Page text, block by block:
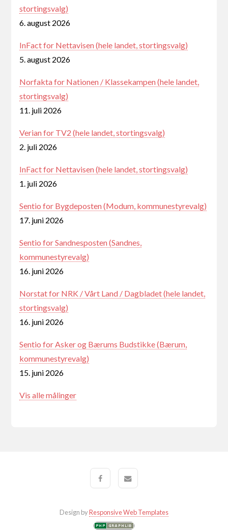
stortingsvalg)
6. august 2026
InFact for Nettavisen (hele landet, stortingsvalg)
5. august 2026
Norfakta for Nationen / Klassekampen (hele landet,
stortingsvalg)
11. juli 2026
Verian for TV2 (hele landet, stortingsvalg)
2. juli 2026
InFact for Nettavisen (hele landet, stortingsvalg)
1. juli 2026
Sentio for Bygdeposten (Modum, kommunestyrevalg)
17. juni 2026
Sentio for Sandnesposten (Sandnes,
kommunestyrevalg)
16. juni 2026
Norstat for NRK / Vårt Land / Dagbladet (hele landet,
stortingsvalg)
16. juni 2026
Sentio for Asker og Bærums Budstikke (Bærum,
kommunestyrevalg)
15. juni 2026
Vis alle målinger
Design byResponsive Web Templates